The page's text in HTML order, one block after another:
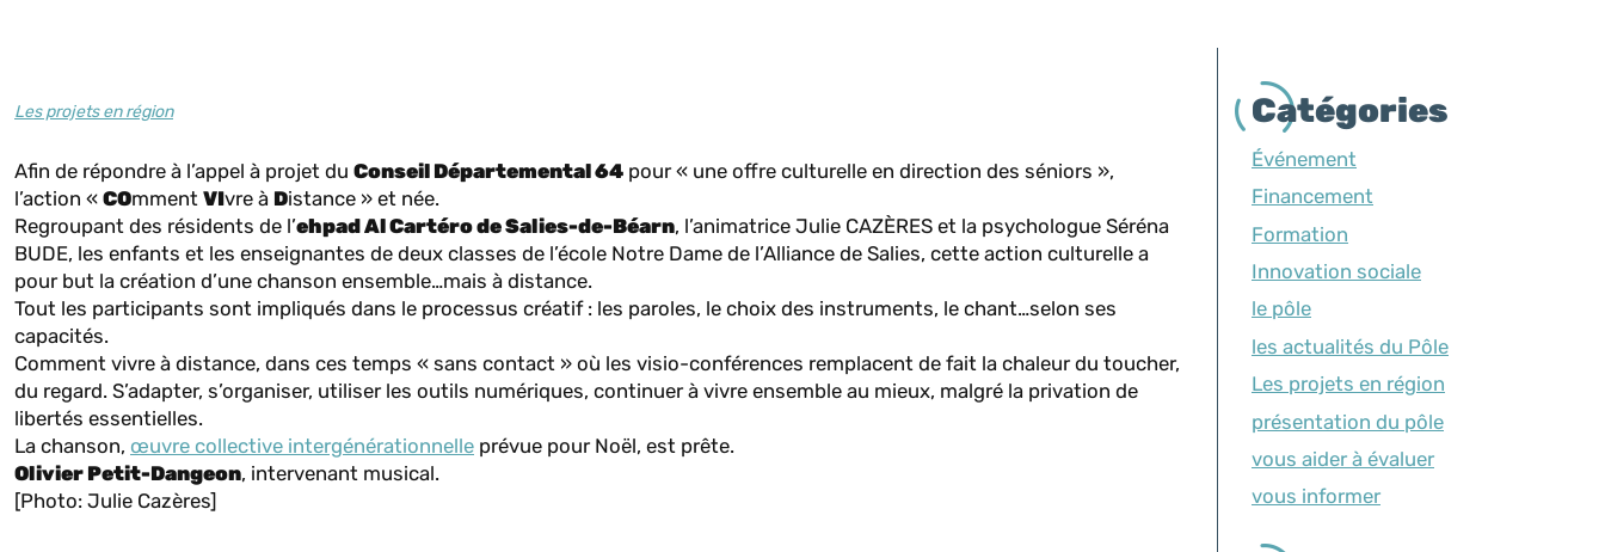
Les projets en région
Afin de répondre à l’appel à projet du Conseil Départemental 64 pour « une offre culturelle en direction des séniors »,
l’action « COmment VIvre à Distance » et née.
Regroupant des résidents de l’ehpad Al Cartéro de Salies-de-Béarn, l’animatrice Julie CAZÈRES et la psychologue Séréna
BUDE, les enfants et les enseignantes de deux classes de l’école Notre Dame de l’Alliance de Salies, cette action culturelle a
pour but la création d’une chanson ensemble…mais à distance.
Tout les participants sont impliqués dans le processus créatif : les paroles, le choix des instruments, le chant…selon ses
capacités.
Comment vivre à distance, dans ces temps « sans contact » où les visio-conférences remplacent de fait la chaleur du toucher,
du regard. S’adapter, s’organiser, utiliser les outils numériques, continuer à vivre ensemble au mieux, malgré la privation de
libertés essentielles.
La chanson, œuvre collective intergénérationnelle prévue pour Noël, est prête.
Olivier Petit-Dangeon, intervenant musical.
[Photo: Julie Cazères]
Catégories
Événement
Financement
Formation
Innovation sociale
le pôle
les actualités du Pôle
Les projets en région
présentation du pôle
vous aider à évaluer
vous informer